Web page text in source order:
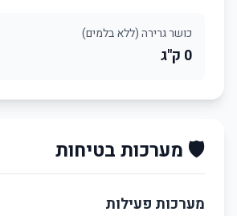
כושר גרירה (ללא בלמים)
0 ק"ג
🛡️ מערכות בטיחות
מערכות פעילות